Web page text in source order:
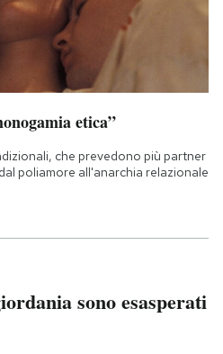
etica”
che prevedono più partner
poliamore all'anarchia relazionale
sono esasperati